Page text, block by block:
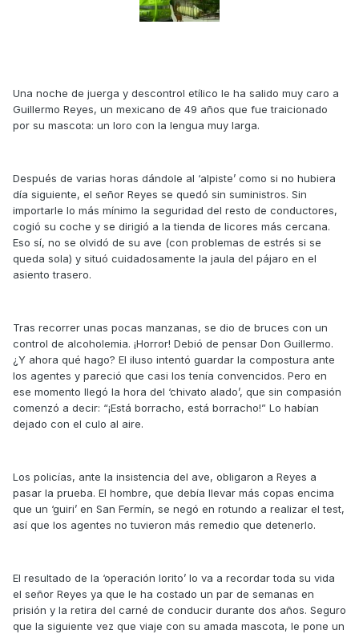
Una noche de juerga y descontrol etílico le ha salido muy caro a
Guillermo Reyes, un mexicano de 49 años que fue traicionado
por su mascota: un loro con la lengua muy larga.
Después de varias horas dándole al ‘alpiste’ como si no hubiera
día siguiente, el señor Reyes se quedó sin suministros. Sin
importarle lo más mínimo la seguridad del resto de conductores,
cogió su coche y se dirigió a la tienda de licores más cercana.
Eso sí, no se olvidó de su ave (con problemas de estrés si se
queda sola) y situó cuidadosamente la jaula del pájaro en el
asiento trasero.
Tras recorrer unas pocas manzanas, se dio de bruces con un
control de alcoholemia. ¡Horror! Debió de pensar Don Guillermo.
¿Y ahora qué hago? El iluso intentó guardar la compostura ante
los agentes y pareció que casi los tenía convencidos. Pero en
ese momento llegó la hora del ‘chivato alado’, que sin compasión
comenzó a decir: “¡Está borracho, está borracho!” Lo habían
dejado con el culo al aire.
Los policías, ante la insistencia del ave, obligaron a Reyes a
pasar la prueba. El hombre, que debía llevar más copas encima
que un ‘guiri’ en San Fermín, se negó en rotundo a realizar el test,
así que los agentes no tuvieron más remedio que detenerlo.
El resultado de la ‘operación lorito’ lo va a recordar toda su vida
el señor Reyes ya que le ha costado un par de semanas en
prisión y la retira del carné de conducir durante dos años. Seguro
que la siguiente vez que viaje con su amada mascota, le pone un